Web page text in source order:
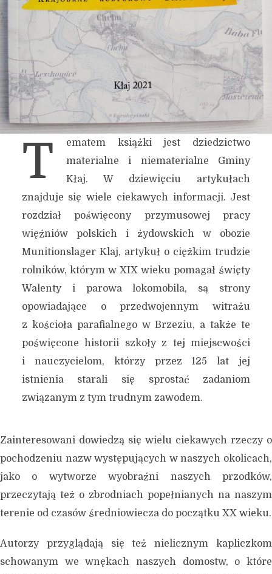
T
ematem książki jest dziedzictwo
materialne i niematerialne Gminy
Kłaj. W dziewięciu artykułach
znajduje się wiele ciekawych informacji. Jest
rozdział poświęcony przymusowej pracy
więźniów polskich i żydowskich w obozie
Munitionslager Klaj, artykuł o ciężkim trudzie
rolników, którym w XIX wieku pomagał święty
Walenty i parowa lokomobila, są strony
opowiadające o przedwojennym witrażu
z kościoła parafialnego w Brzeziu, a także te
poświęcone historii szkoły z tej miejscwości
i nauczycielom, którzy przez 125 lat jej
istnienia starali się sprostać zadaniom
związanym z tym trudnym zawodem.
Zainteresowani dowiedzą się wielu ciekawych rzeczy o
pochodzeniu nazw występujących w naszych okolicach,
jako o wytworze wyobraźni naszych przodków,
przeczytają też o zbrodniach popełnianych na naszym
terenie od czasów średniowiecza do początku XX wieku.
Autorzy przyglądają się też nielicznym kapliczkom
schowanym we wnękach naszych domostw, o które